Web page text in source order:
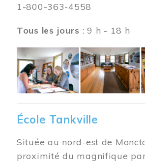
1-800-363-4558
Tous les jours : 9 h - 18 h
Image
École Tankville
Située au nord-est de
proximité du magnifique